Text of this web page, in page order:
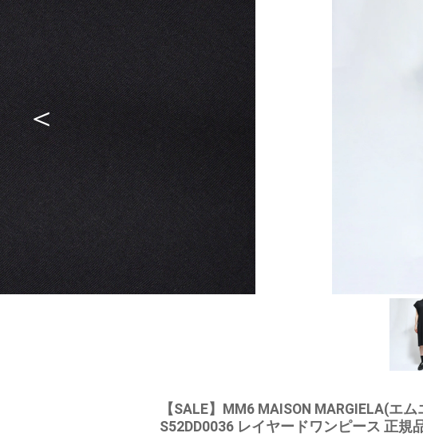
【SALE】
MM6 MAISON MARGIELA(エ
S52DD0036 レイヤードワンピース 正規